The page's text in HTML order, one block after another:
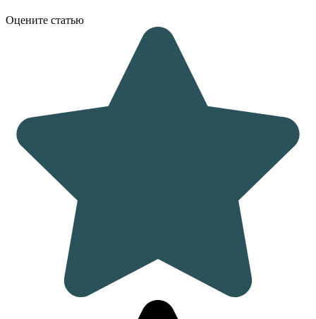
Оцените статью